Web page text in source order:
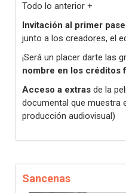
Todo lo anterior +
Invitación al primer
junto a los creadores, el
¡Será un placer darte las
nombre en los créditos
Acceso a extras de la
documental que muestra
producción audiovisual)
Sancenas